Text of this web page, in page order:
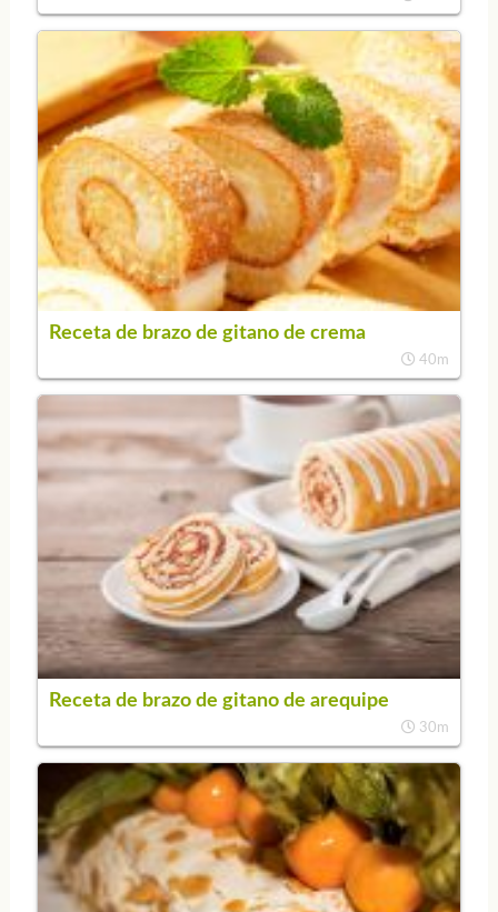
Receta de brazo de gitano de crema
40m
Receta de brazo de gitano de arequipe
30m